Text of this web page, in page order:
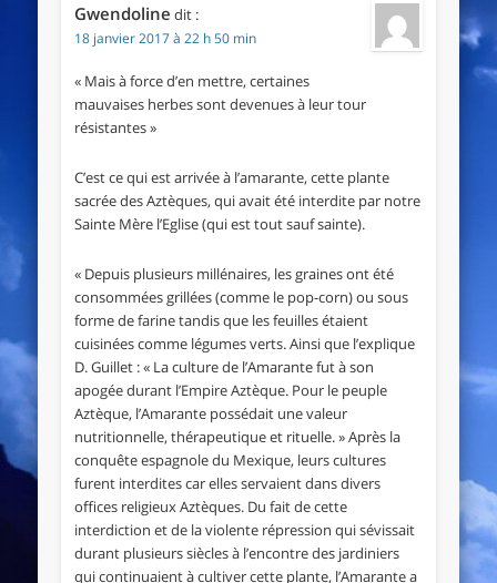
Gwendoline dit :
18 janvier 2017 à 22 h 50 min
« Mais à force d’en mettre, certaines
mauvaises herbes sont devenues à leur tour
résistantes »
C’est ce qui est arrivée à l’amarante, cette plante
sacrée des Aztèques, qui avait été interdite par notre
Sainte Mère l’Eglise (qui est tout sauf sainte).
« Depuis plusieurs millénaires, les graines ont été
consommées grillées (comme le pop-corn) ou sous
forme de farine tandis que les feuilles étaient
cuisinées comme légumes verts. Ainsi que l’explique
D. Guillet : « La culture de l’Amarante fut à son
apogée durant l’Empire Aztèque. Pour le peuple
Aztèque, l’Amarante possédait une valeur
nutritionnelle, thérapeutique et rituelle. » Après la
conquête espagnole du Mexique, leurs cultures
furent interdites car elles servaient dans divers
offices religieux Aztèques. Du fait de cette
interdiction et de la violente répression qui sévissait
durant plusieurs siècles à l’encontre des jardiniers
qui continuaient à cultiver cette plante, l’Amarante a